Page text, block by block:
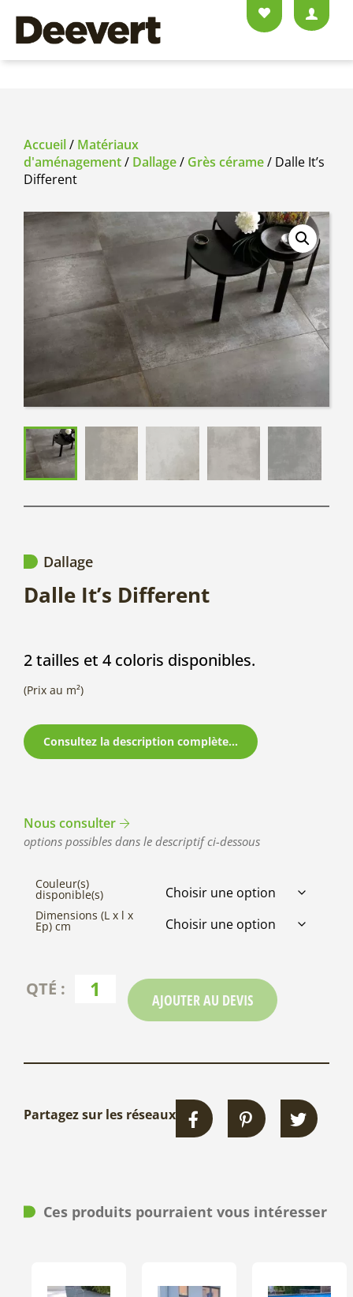
Accueil/ Matériaux
d'aménagement/ Dallage/ Grès cérame/ Dalle It’s
Different
Dallage
Dalle It’s Different
2 tailles et 4 coloris disponibles.
(Prix au m²)
Consultez la description complète...
Nous consulter
options possibles dans le descriptif ci-dessous
Couleur(s)
disponible(s)
Dimensions (L x l x
Ep) cm
AJOUTER AU DEVIS
Partagez sur les réseaux
Ces produits pourraient vous intéresser